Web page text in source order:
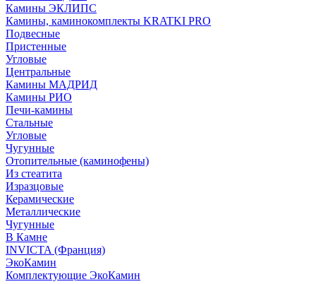
Камины ЭКЛИПС
Камины, каминокомплекты KRATKI PRO
Подвесные
Пристенные
Угловые
Центральные
Камины МАДРИД
Камины РИО
Печи-камины
Стальные
Угловые
Чугунные
Отопительные (каминофены)
Из стеатита
Изразцовые
Керамические
Металлические
Чугунные
В Камне
INVICTA (Франция)
ЭкоКамин
Комплектующие ЭкоКамин